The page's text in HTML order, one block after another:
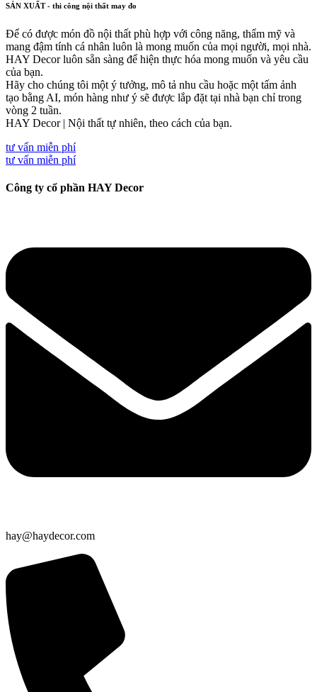
SẢN XUẤT - thi công nội thất may đo
Để có được món đồ nội thất phù hợp với công năng, thẩm mỹ và
mang đậm tính cá nhân luôn là mong muốn của mọi người, mọi nhà.
HAY Decor luôn sẵn sàng để hiện thực hóa mong muốn và yêu cầu
của bạn.
Hãy cho chúng tôi một ý tưởng, mô tả nhu cầu hoặc một tấm ảnh
tạo bằng AI, món hàng như ý sẽ được lắp đặt tại nhà bạn chỉ trong
vòng 2 tuần.
HAY Decor | Nội thất tự nhiên, theo cách của bạn.
tư vấn miễn phí
tư vấn miễn phí
Công ty cổ phần HAY Decor
hay@haydecor.com